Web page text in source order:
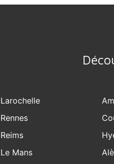
Larochelle
Rennes
Reims
Le Mans